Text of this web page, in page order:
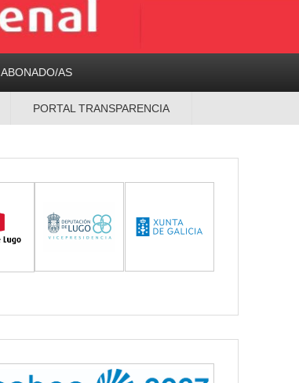
ABONADO/AS
PORTAL TRANSPARENCIA